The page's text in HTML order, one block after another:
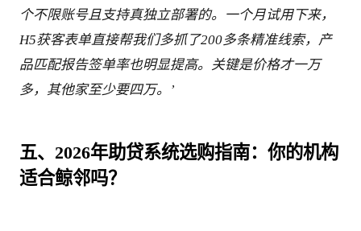
个不限账号且支持真独立部署的。一个月试用下来，
H5获客表单直接帮我们多抓了200多条精准线索，产
品匹配报告签单率也明显提高。关键是价格才一万
多，其他家至少要四万。’
五、2026年助贷系统选购指南：你的机构
适合鲸邻吗？